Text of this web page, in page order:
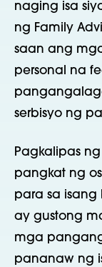
naging isa
ng Family
saan ang
personal na
serbisyo ng
Pagkalipas
pangkat ng
para sa
ay gustong
mga
pananaw ng